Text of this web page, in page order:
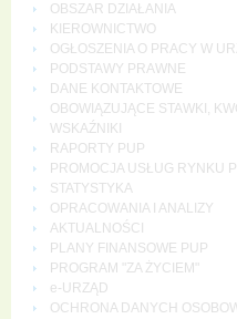
OBSZAR DZIAŁANIA
KIEROWNICTWO
OGŁOSZENIA O PRACY W
PODSTAWY PRAWNE
DANE KONTAKTOWE
OBOWIĄZUJĄCE STAWKI,
WSKAŹNIKI
RAPORTY PUP
PROMOCJA USŁUG RYNKU
STATYSTYKA
OPRACOWANIA I ANALIZY
AKTUALNOŚCI
PLANY FINANSOWE PUP
PROGRAM "ZA ŻYCIEM"
e-URZĄD
OCHRONA DANYCH